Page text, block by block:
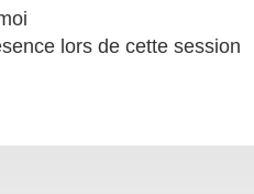
lors de cette session